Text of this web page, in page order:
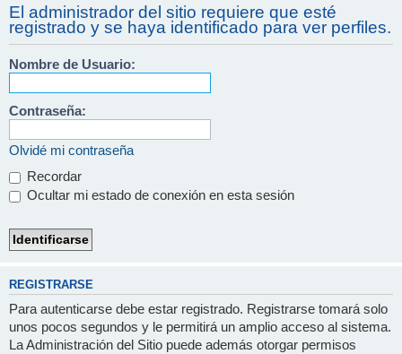
El administrador del sitio requiere que esté
registrado y se haya identificado para ver perfiles.
Nombre de Usuario:
Contraseña:
Olvidé mi contraseña
Recordar
Ocultar mi estado de conexión en esta sesión
REGISTRARSE
Para autenticarse debe estar registrado. Registrarse tomará solo
unos pocos segundos y le permitirá un amplio acceso al sistema.
La Administración del Sitio puede además otorgar permisos